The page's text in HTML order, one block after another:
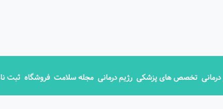
درمانی تخصص های پزشکی رژیم درمانی مجله سلامت فروشگاه ثبت